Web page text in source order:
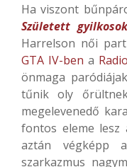
Ha viszont
Született
Harrelson női
GTA IV-ben a
önmaga
tűnik oly
megelevenedő
fontos eleme lesz
aztán végképp
szarkazmus